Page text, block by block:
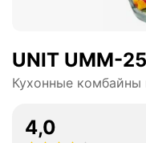
UNIT UMM-
Кухонные комбайны
4,0